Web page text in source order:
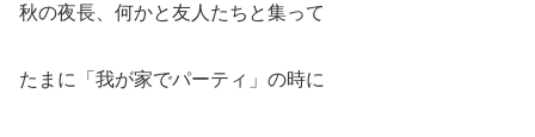
秋の夜長、何かと友人たちと集って
たまに「我が家でパーティ」の時に